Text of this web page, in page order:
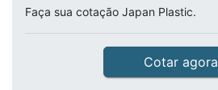
Faça sua cotação Japan Plastic.
Cotar agora